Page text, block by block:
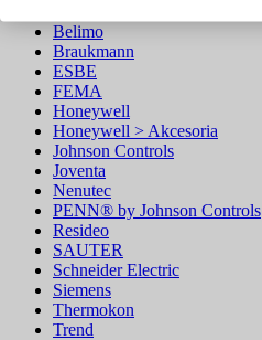
Belimo
Braukmann
ESBE
FEMA
Honeywell
Honeywell > Akcesoria
Johnson Controls
Joventa
Nenutec
PENN® by Johnson Controls
Resideo
SAUTER
Schneider Electric
Siemens
Thermokon
Trend